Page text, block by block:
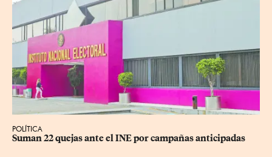
POLÍTICA
Suman 22 quejas ante el INE por campañas anticipadas